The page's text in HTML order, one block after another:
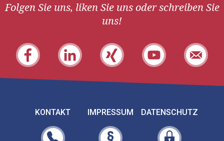
Folgen Sie uns, liken Sie uns oder schreiben Sie
uns!
KONTAKT IMPRESSUM DATENSCHUTZ